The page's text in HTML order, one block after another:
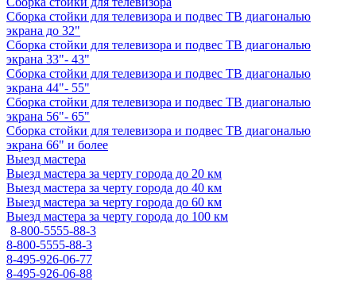
Сборка стойки для телевизора и подвес ТВ диагональю
экрана до 32"
Сборка стойки для телевизора и подвес ТВ диагональю
экрана 33"- 43"
Сборка стойки для телевизора и подвес ТВ диагональю
экрана 44"- 55"
Сборка стойки для телевизора и подвес ТВ диагональю
экрана 56"- 65"
Сборка стойки для телевизора и подвес ТВ диагональю
экрана 66" и более
Выезд мастера
Выезд мастера за черту города до 20 км
Выезд мастера за черту города до 40 км
Выезд мастера за черту города до 60 км
Выезд мастера за черту города до 100 км
8-800-5555-88-3
8-800-5555-88-3
8-495-926-06-77
8-495-926-06-88